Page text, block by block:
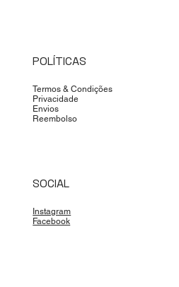
POLÍTICAS
Termos & Condições
Privacidade
Envios
Reembolso
SOCIAL
Instagram
Facebook